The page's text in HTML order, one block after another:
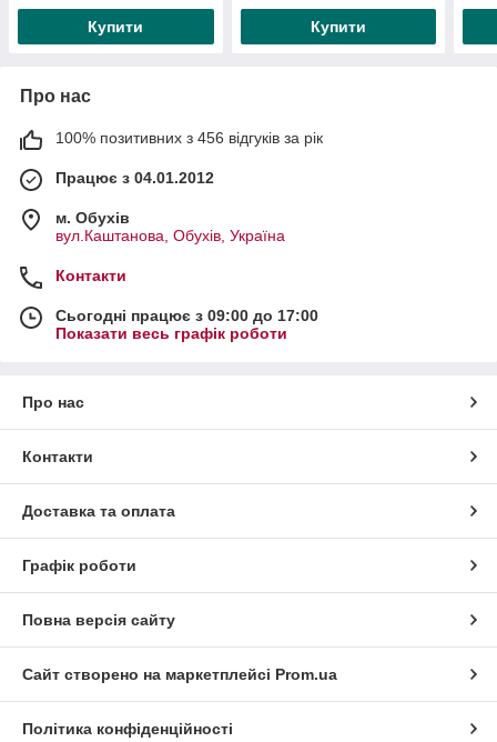
Купити Купити
Про нас
100% позитивних з 456 відгуків за рік
Працює з 04.01.2012
м. Обухів
вул.Каштанова, Обухів, Україна
Контакти
Сьогодні працює з 09:00 до 17:00
Показати весь графік роботи
Про нас
Контакти
Доставка та оплата
Графік роботи
Повна версія сайту
Сайт створено на маркетплейсі Prom.ua
Політика конфіденційності